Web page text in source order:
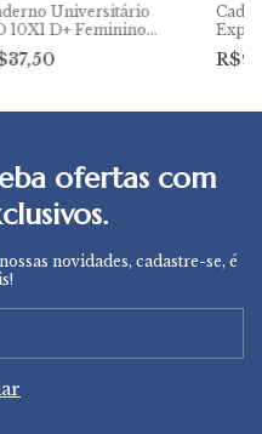
Universitário
10X1 D+ Feminino
Tilibra
ofertas com
novidades, cadastre-se, é